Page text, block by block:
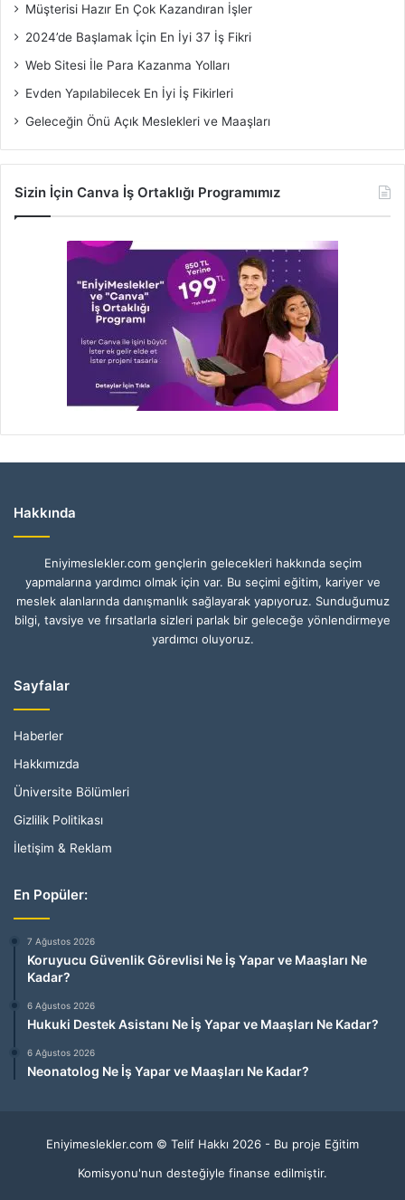
Müşterisi Hazır En Çok Kazandıran İşler
2024’de Başlamak İçin En İyi 37 İş Fikri
Web Sitesi İle Para Kazanma Yolları
Evden Yapılabilecek En İyi İş Fikirleri
Geleceğin Önü Açık Meslekleri ve Maaşları
Sizin İçin Canva İş Ortaklığı Programımız
Hakkında
Eniyimeslekler.com gençlerin gelecekleri hakkında seçim
yapmalarına yardımcı olmak için var. Bu seçimi eğitim, kariyer ve
meslek alanlarında danışmanlık sağlayarak yapıyoruz. Sunduğumuz
bilgi, tavsiye ve fırsatlarla sizleri parlak bir geleceğe yönlendirmeye
yardımcı oluyoruz.
Sayfalar
Haberler
Hakkımızda
Üniversite Bölümleri
Gizlilik Politikası
İletişim & Reklam
En Popüler:
7 Ağustos 2026
Koruyucu Güvenlik Görevlisi Ne İş Yapar ve Maaşları Ne
Kadar?
6 Ağustos 2026
Hukuki Destek Asistanı Ne İş Yapar ve Maaşları Ne Kadar?
6 Ağustos 2026
Neonatolog Ne İş Yapar ve Maaşları Ne Kadar?
Eniyimeslekler.com © Telif Hakkı 2026 - Bu proje Eğitim
Komisyonu'nun desteğiyle finanse edilmiştir.